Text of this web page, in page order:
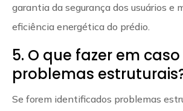
garantia da segurança dos usuários e
eficiência energética do prédio.
5. O que fazer em
problemas
Se forem identificados problemas